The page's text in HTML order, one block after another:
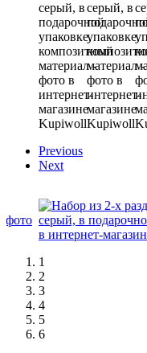
Previous
Next
1
2
3
4
5
6